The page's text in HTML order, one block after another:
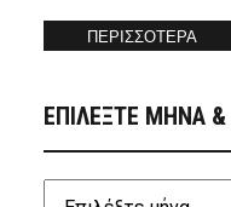
ΠΕΡΙΣΣΟΤΕΡΑ
ΕΠΙΛΕΞΤΕ ΜΗΝΑ